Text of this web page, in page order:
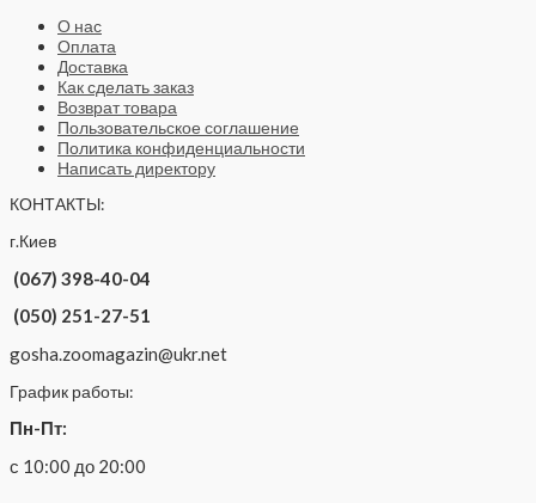
О нас
Оплата
Доставка
Как сделать заказ
Возврат товара
Пользовательское соглашение
Политика конфиденциальности
Написать директору
КОНТАКТЫ:
г.Киев
(067) 398-40-04
(050) 251-27-51
gosha.zoomagazin@ukr.net
График работы:
Пн-Пт:
с 10:00 до 20:00